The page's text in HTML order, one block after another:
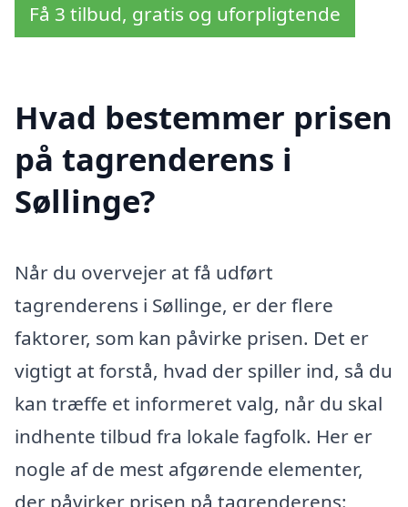
Få 3 tilbud, gratis og uforpligtende
Hvad bestemmer prisen
på tagrenderens i
Søllinge?
Når du overvejer at få udført
tagrenderens i Søllinge, er der flere
faktorer, som kan påvirke prisen. Det er
vigtigt at forstå, hvad der spiller ind, så du
kan træffe et informeret valg, når du skal
indhente tilbud fra lokale fagfolk. Her er
nogle af de mest afgørende elementer,
der påvirker prisen på tagrenderens: